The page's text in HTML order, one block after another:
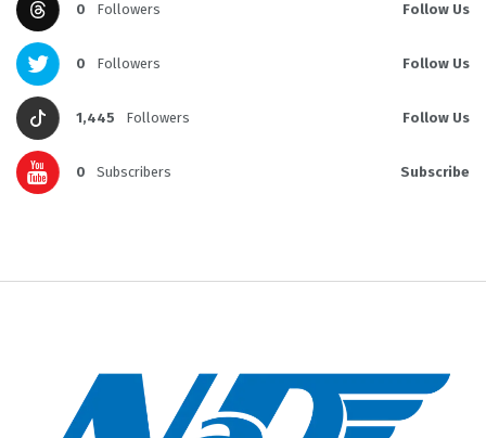
0 Followers Follow Us
0 Followers Follow Us
1,445 Followers Follow Us
0 Subscribers Subscribe